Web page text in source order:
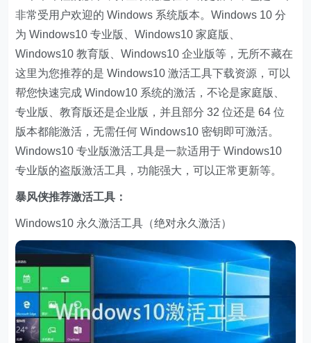
非常受用户欢迎的 Windows 系统版本。Windows 10 分
为 Windows10 专业版、Windows10 家庭版、
Windows10 教育版、Windows10 企业版等，无所不藏在
这里为您推荐的是 Windows10 激活工具下载资源，可以
帮您快速完成 Window10 系统的激活，不论是家庭版、
专业版、教育版还是企业版，并且部分 32 位还是 64 位
版本都能激活，无需任何 Windows10 密钥即可激活。
Windows10 专业版激活工具是一款适用于 Windows10
专业版的盗版激活工具，功能强大，可以正常更新等。
暴风侠推荐激活工具：
Windows10 永久激活工具（绝对永久激活）